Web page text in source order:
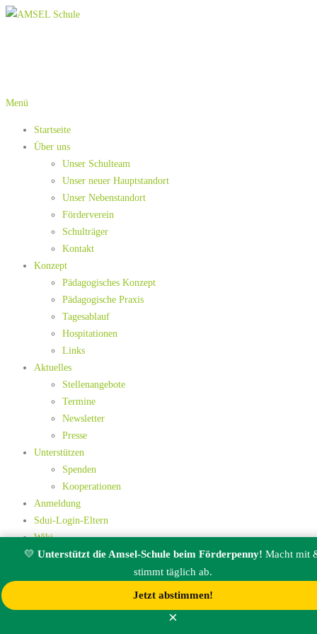
Menü
Startseite
Über uns
Unser Schulteam
Unser neuer Hauptstandort
Unser Nebenstandort
Förderverein
Schulträger
Kontakt
Konzept
Pädagogisches Konzept
Pädagogische Praxis
Tagesablauf
Hospitationen
Links
Aktuelles
Stellenangebote
Termine
Newsletter
Presse
Unterstützen
Spenden
Kooperationen
Anmeldung
Sdui-Login-Eltern
Wiki
Loading...
💛 Unterstützt die Amsel-Schule beim Förderpenny! Macht mit
stimmt täglich ab.
Jetzt abstimmen!
×